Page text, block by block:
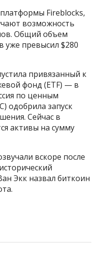
Fireblocks,
возможность
Общий объем
уже превысил $280
привязанный к
фонд (ETF) — в
по ценным
одобрила запуск
Сейчас в
активы на сумму
вскоре после
Экк назвал биткоин